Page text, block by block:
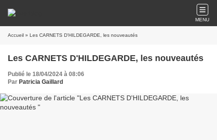
MENU
Accueil » Les CARNETS D'HILDEGARDE, les nouveautés
Les CARNETS D'HILDEGARDE, les nouveautés
Publié le 18/04/2024 à 08:06
Par Patricia Gaillard